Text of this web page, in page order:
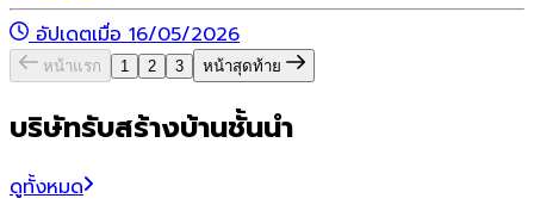
อัปเดตเมื่อ 16/05/2026
หน้าแรก 1 2 3 หน้าสุดท้าย
บริษัทรับสร้างบ้านชั้นนำ
ดูทั้งหมด